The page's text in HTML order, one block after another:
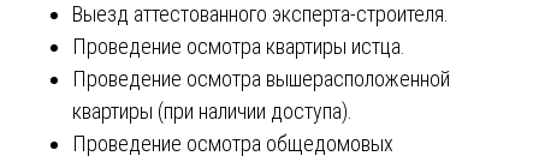
Выезд аттестованного эксперта-строителя.
Проведение осмотра квартиры истца.
Проведение осмотра вышерасположенной
квартиры (при наличии доступа).
Проведение осмотра общедомовых